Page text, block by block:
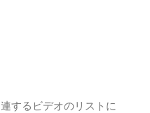
するビデオのリストに